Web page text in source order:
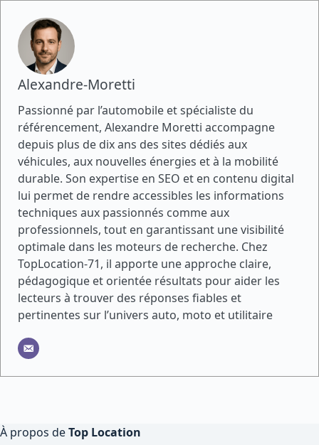
Alexandre-Moretti
Passionné par l’automobile et spécialiste du
référencement, Alexandre Moretti accompagne
depuis plus de dix ans des sites dédiés aux
véhicules, aux nouvelles énergies et à la mobilité
durable. Son expertise en SEO et en contenu digital
lui permet de rendre accessibles les informations
techniques aux passionnés comme aux
professionnels, tout en garantissant une visibilité
optimale dans les moteurs de recherche. Chez
TopLocation-71, il apporte une approche claire,
pédagogique et orientée résultats pour aider les
lecteurs à trouver des réponses fiables et
pertinentes sur l’univers auto, moto et utilitaire
À propos deTop Location